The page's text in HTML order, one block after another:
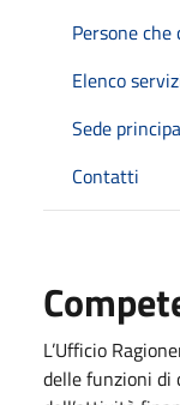
Persone
Elenco
Sede
Contatti
L’Ufficio
delle funzioni di